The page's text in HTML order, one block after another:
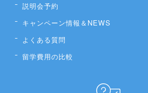
説明会予約
キャンペーン情報＆NEWS
よくある質問
留学費用の比較